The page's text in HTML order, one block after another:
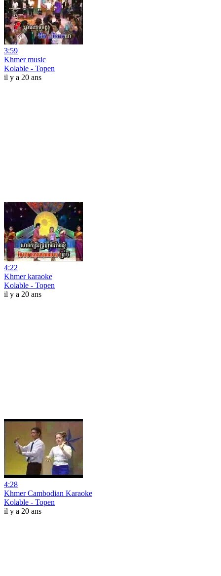
3:59
Khmer music
Kolable - Topen
il y a 20 ans
4:22
Khmer karaoke
Kolable - Topen
il y a 20 ans
4:28
Khmer Cambodian Karaoke
Kolable - Topen
il y a 20 ans